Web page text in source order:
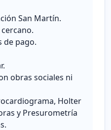
San Martín.
de pago.
obras sociales ni
Holter
y Presurometría